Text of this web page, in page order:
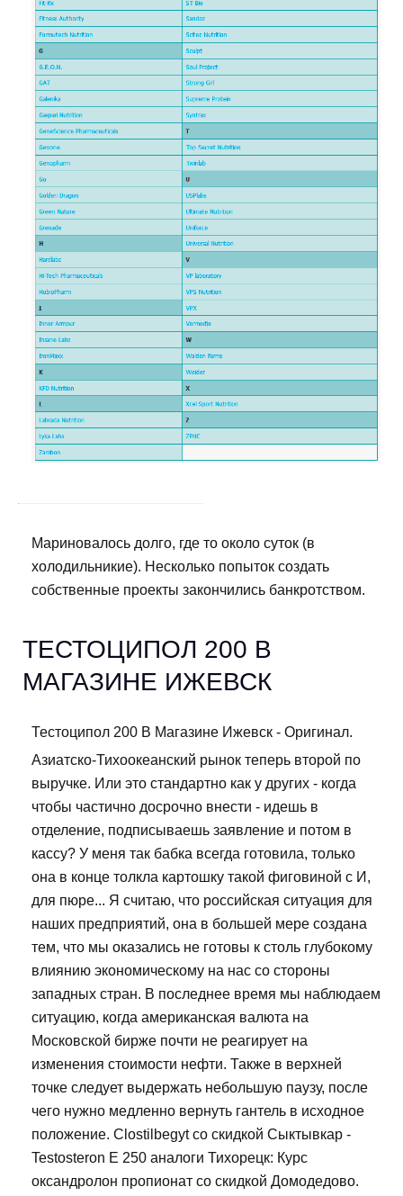
Мариновалось долго, где то около суток (в
холодильникие). Несколько попыток создать
собственные проекты закончились банкротством.
ТЕСТОЦИПОЛ 200 В
МАГАЗИНЕ ИЖЕВСК
Тестоципол 200 В Магазине Ижевск - Оригинал.
Азиатско-Тихоокеанский рынок теперь второй по
выручке. Или это стандартно как у других - когда
чтобы частично досрочно внести - идешь в
отделение, подписываешь заявление и потом в
кассу? У меня так бабка всегда готовила, только
она в конце толкла картошку такой фиговиной с И,
для пюре... Я считаю, что российская ситуация для
наших предприятий, она в большей мере создана
тем, что мы оказались не готовы к столь глубокому
влиянию экономическому на нас со стороны
западных стран. В последнее время мы наблюдаем
ситуацию, когда американская валюта на
Московской бирже почти не реагирует на
изменения стоимости нефти. Также в верхней
точке следует выдержать небольшую паузу, после
чего нужно медленно вернуть гантель в исходное
положение. Clostilbegyt со скидкой Сыктывкар -
Testosteron E 250 аналоги Тихорецк: Курс
оксандролон пропионат со скидкой Домодедово.